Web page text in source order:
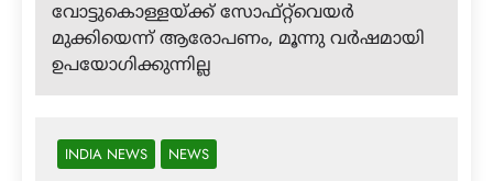
വോട്ടുകൊള്ളയ്ക്ക് സോഫ്റ്റ്‌വെയര്‍
മുക്കിയെന്ന് ആരോപണം, മൂന്നു വര്‍ഷമായി
ഉപയോഗിക്കുന്നില്ല
INDIA NEWS NEWS